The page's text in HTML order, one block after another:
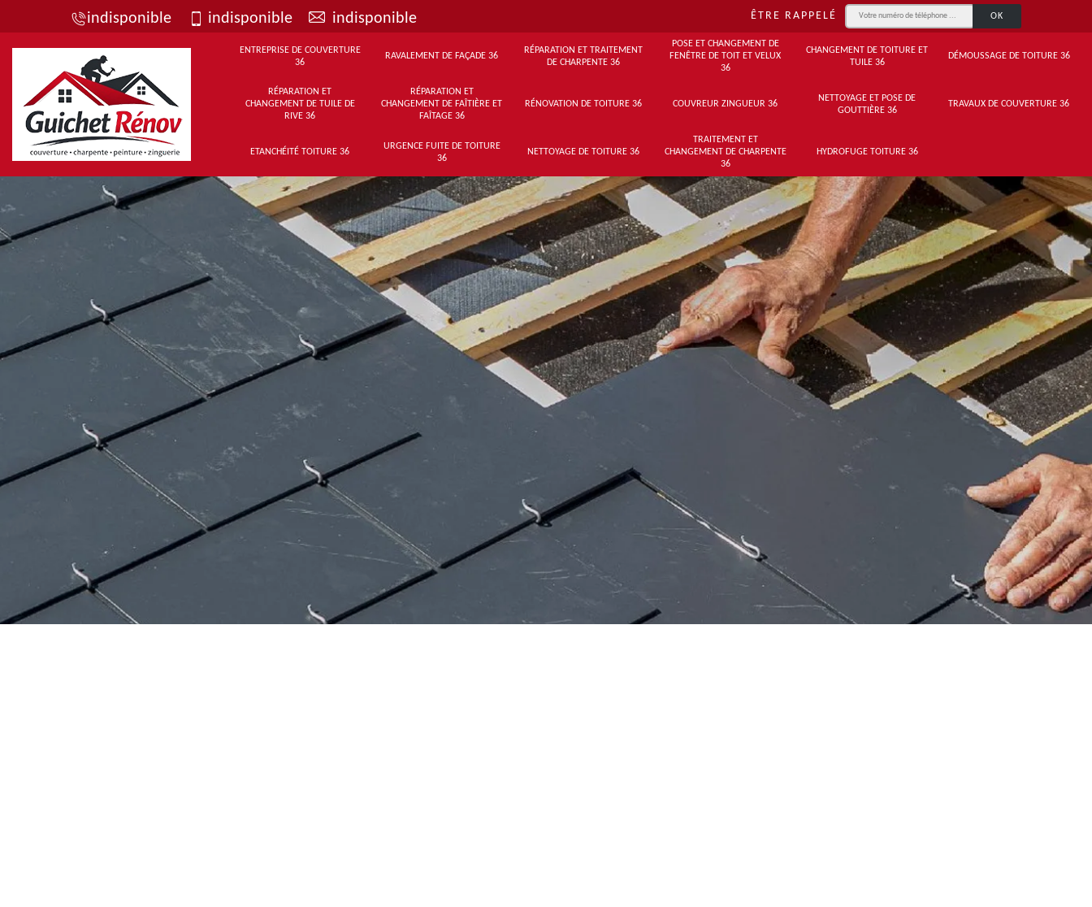
indisponible indisponible indisponible ÊTRE RAPPELÉ
ENTREPRISE DE COUVERTURE
36
RAVALEMENT DE FAÇADE 36
RÉPARATION ET TRAITEMENT
DE CHARPENTE 36
POSE ET CHANGEMENT DE
FENÊTRE DE TOIT ET VELUX
36
CHANGEMENT DE TOITURE ET
TUILE 36
DÉMOUSSAGE DE TOITURE 36
RÉPARATION ET
CHANGEMENT DE TUILE DE
RIVE 36
RÉPARATION ET
CHANGEMENT DE FAÎTIÈRE ET
FAÎTAGE 36
RÉNOVATION DE TOITURE 36 COUVREUR ZINGUEUR 36
NETTOYAGE ET POSE DE
GOUTTIÈRE 36
TRAVAUX DE COUVERTURE 36
ETANCHÉITÉ TOITURE 36
URGENCE FUITE DE TOITURE
36
NETTOYAGE DE TOITURE 36
TRAITEMENT ET
CHANGEMENT DE CHARPENTE
36
HYDROFUGE TOITURE 36